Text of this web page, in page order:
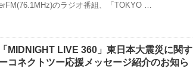
のラジオ番組、「TOKYO …
MIDNIGHT LIVE 360」東日本大震災に関す
ネクトツー応援メッセージ紹介のお知ら